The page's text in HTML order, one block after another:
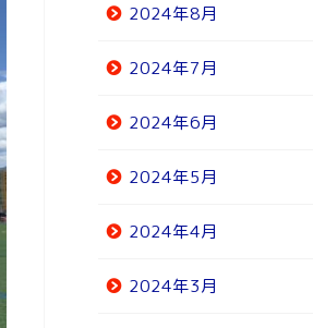
2024年8月
2024年7月
2024年6月
2024年5月
2024年4月
2024年3月